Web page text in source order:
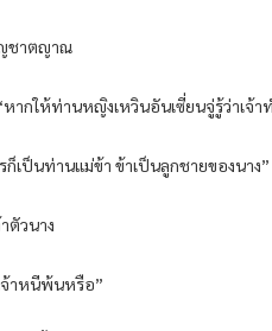
ญชาตญาณ
กให้ท่านหญิงเหวินอันเซี่ยนจู่รู้ว่าเจ้า
ก็เป็นท่านแม่ข้า ข้าเป็นลูกชายของนาง”
ตัวนาง
จ้าหนีพ้นหรือ”